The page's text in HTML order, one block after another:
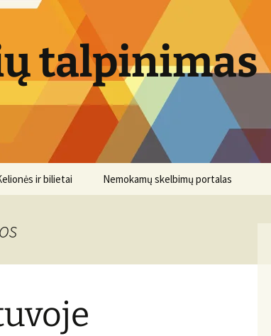
talpinimas
ir bilietai Nemokamų skelbimų portalas